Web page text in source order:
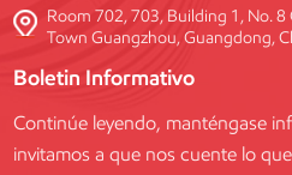
Room 702, 703, Building 1, No.
Town Guangzhou, Guangdong,
Boletin Informativo
Continúe leyendo, manténgase
invitamos a que nos cuente lo